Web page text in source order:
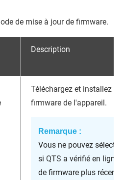
de mise à jour de firmware.
Description
Téléchargez et installez la
firmware de l'appareil.
Remarque :
Vous ne pouvez
si QTS a vérifié en ligne
de firmware plus